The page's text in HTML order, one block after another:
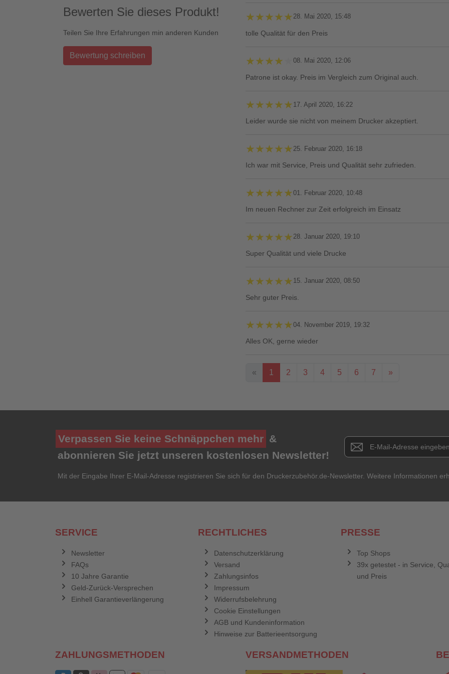
Bewerten Sie dieses Produkt!
Teilen Sie Ihre Erfahrungen min anderen Kunden
Bewertung schreiben
★★★★★
★★★★★ 28. Mai 2020, 15:48
tolle Qualität für den Preis
★★★★★
★★★★★ 08. Mai 2020, 12:06
Patrone ist okay. Preis im Vergleich zum Original auch.
★★★★★
★★★★★ 17. April 2020, 16:22
Leider wurde sie nicht von meinem Drucker akzeptiert.
★★★★★
★★★★★ 25. Februar 2020, 16:18
Ich war mit Service, Preis und Qualität sehr zufrieden.
★★★★★
★★★★★01. Februar 2020, 10:48
Im neuen Rechner zur Zeit erfolgreich im Einsatz
★★★★★
★★★★★ 28. Januar 2020, 19:10
Super Qualität und viele Drucke
★★★★★
★★★★★ 15. Januar 2020, 08:50
Sehr guter Preis.
★★★★★
★★★★★04. November 2019, 19:32
Alles OK, gerne wieder
« 1 2 3 4 5 6 7 »
★★★
Titel**
E-Mail-Adresse Ihr
Verpassen Sie keine Schnäppchen mehr &
abonnieren Sie jetzt unseren kostenlosen Newsletter!
Newsletter E-Mail Adresse
Mit der Eingabe Ihrer E-Mail-Adresse registrieren Sie sich für den Druckerzubehör.de-Newsletter. Weitere Informationen
SERVICE
Newsletter
FAQs
10 Jahre Garantie
Geld-Zurück-Versprechen
Einhell Garantieverlängerung
RECHTLICHES
Datenschutzerklärung
Versand
Zahlungsinfos
Impressum
Widerrufsbelehrung
Cookie Einstellungen
AGB und Kundeninformation
Hinweise zur Batterieentsorgung
PRESSE
Top Shops
39x getestet - in Service,
und Preis
ZAHLUNGSMETHODEN VERSANDMETHODEN